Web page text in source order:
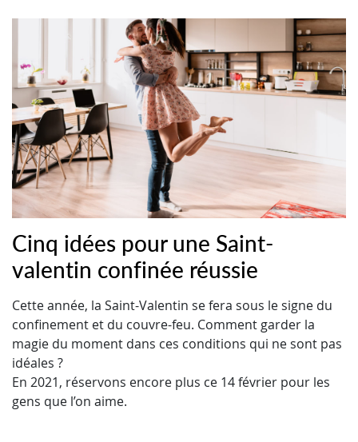
Cinq idées pour une Saint-
valentin confinée réussie
Cette année, la Saint-Valentin se fera sous le signe du
confinement et du couvre-feu. Comment garder la
magie du moment dans ces conditions qui ne sont pas
idéales ?
En 2021, réservons encore plus ce 14 février pour les
gens que l’on aime.